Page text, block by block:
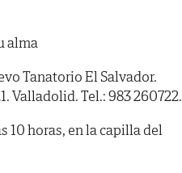
alma
Tanatorio El Salvador.
Valladolid. Tel.: 983 260722.
10 horas, en la capilla del